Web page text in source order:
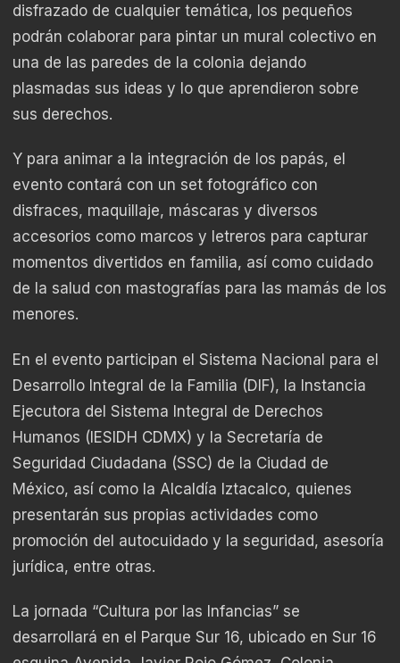
disfrazado de cualquier temática, los pequeños
podrán colaborar para pintar un mural colectivo en
una de las paredes de la colonia dejando
plasmadas sus ideas y lo que aprendieron sobre
sus derechos.
Y para animar a la integración de los papás, el
evento contará con un set fotográfico con
disfraces, maquillaje, máscaras y diversos
accesorios como marcos y letreros para capturar
momentos divertidos en familia, así como cuidado
de la salud con mastografías para las mamás de los
menores.
En el evento participan el Sistema Nacional para el
Desarrollo Integral de la Familia (DIF), la Instancia
Ejecutora del Sistema Integral de Derechos
Humanos (IESIDH CDMX) y la Secretaría de
Seguridad Ciudadana (SSC) de la Ciudad de
México, así como la Alcaldía Iztacalco, quienes
presentarán sus propias actividades como
promoción del autocuidado y la seguridad, asesoría
jurídica, entre otras.
La jornada “Cultura por las Infancias” se
desarrollará en el Parque Sur 16, ubicado en Sur 16